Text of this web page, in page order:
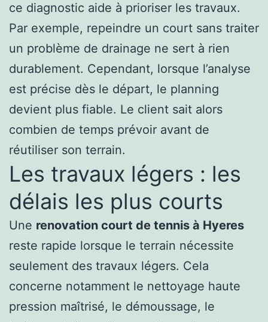
ce diagnostic aide à prioriser les travaux.
Par exemple, repeindre un court sans traiter
un problème de drainage ne sert à rien
durablement. Cependant, lorsque l’analyse
est précise dès le départ, le planning
devient plus fiable. Le client sait alors
combien de temps prévoir avant de
réutiliser son terrain.
Les travaux légers : les
délais les plus courts
Une renovation court de tennis à Hyeres
reste rapide lorsque le terrain nécessite
seulement des travaux légers. Cela
concerne notamment le nettoyage haute
pression maîtrisé, le démoussage, le